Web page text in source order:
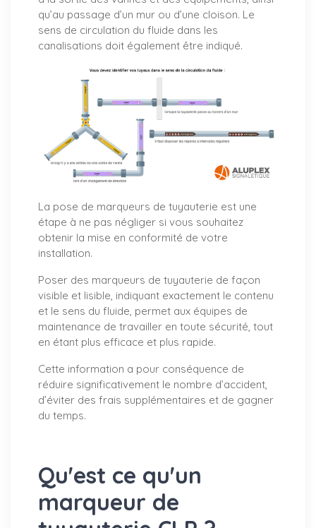
qu’au passage d’un mur ou d’une cloison. Le
sens de circulation du fluide dans les
canalisations doit également être indiqué.
La pose de marqueurs de tuyauterie est une
étape à ne pas négliger si vous souhaitez
obtenir la mise en conformité de votre
installation.
Poser des marqueurs de tuyauterie de façon
visible et lisible, indiquant exactement le contenu
et le sens du fluide, permet aux équipes de
maintenance de travailler en toute sécurité, tout
en étant plus efficace et plus rapide.
Cette information a pour conséquence de
réduire significativement le nombre d’accident,
d’éviter des frais supplémentaires et de gagner
du temps.
Qu'est ce qu'un
marqueur de